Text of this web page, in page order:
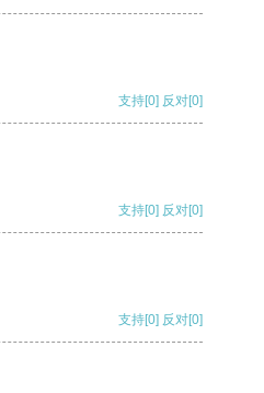
支持[0] 反对[0]
支持[0] 反对[0]
支持[0] 反对[0]